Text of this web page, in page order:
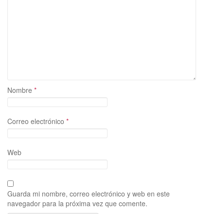
Nombre *
Correo electrónico *
Web
Guarda mi nombre, correo electrónico y web en este
navegador para la próxima vez que comente.